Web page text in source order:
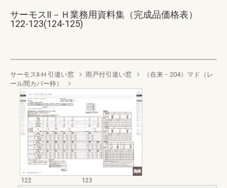
サーモスⅡ－Ｈ業務用資料集（完成品価格表）
122-123(124-125)
サーモスII-H 引違い窓 雨戸付引違い窓
（在来・204）マド（レ
ール間カバー枠）
122
123